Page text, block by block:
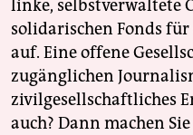
linke, selbstverwaltete
solidarischen Fonds
auf. Eine offene
zugänglichen
zivilgesellschaftliches
auch? Dann machen